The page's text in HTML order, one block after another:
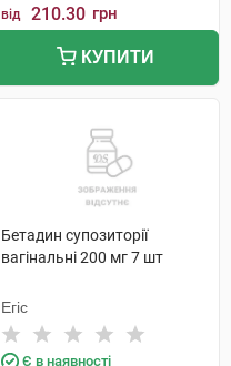
від 210.30 грн
КУПИТИ
Бетадин супозиторії
вагінальні 200 мг 7 шт
Егіс
Є в наявності